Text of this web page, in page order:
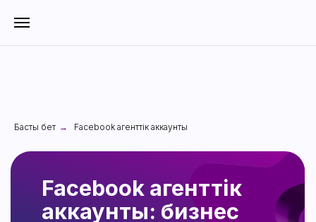
Басты бет → Facebook агенттік аккаунты
LuxAccs — Вертикальға қарамастан
агенттік аккаунттарды тиімді жалға
Facebook агенттік
аккаунты: бизнес
мүмкіндіктер